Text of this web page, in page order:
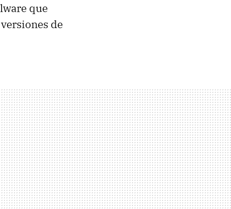
que
de